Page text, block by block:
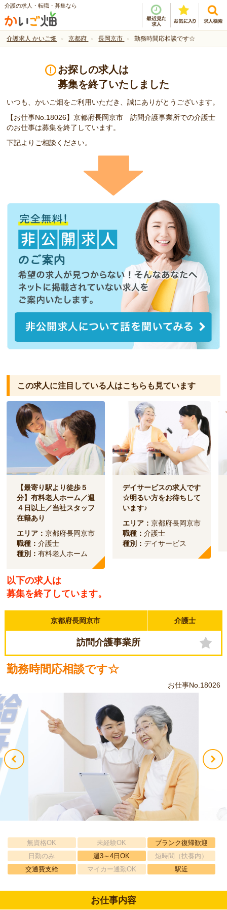
介護の求人・転職・募集なら
介護求人 かいご畑 京都府 長岡京市 勤務時間応相談です☆
お探しの求人は
募集を終了いたしました
いつも、かいご畑をご利用いただき、誠にありがとうございます。
【お仕事No.18026】京都府長岡京市 訪問介護事業所での介護士
のお仕事は募集を終了しています。
下記よりご相談ください。
この求人に注目している人はこちらも見ています
【最寄り駅より徒歩５
分】有料老人ホーム／週
４日以上／当社スタッフ
在籍あり
エリア：京都府長岡京市
職種：介護士
種別：有料老人ホーム
デイサービスの求人です
☆明るい方をお待ちして
います♪
エリア：京都府長岡京市
職種：介護士
種別：デイサービス
以下の求人は
募集を終了しています。
京都府長岡京市 介護士
訪問介護事業所
勤務時間応相談です☆
お仕事No.18026
無資格OK 未経験OK
ブランク復帰歓迎
日勤のみ
週3～4日OK
短時間（扶養内）
交通費支給
マイカー通勤OK 駅近
お仕事内容